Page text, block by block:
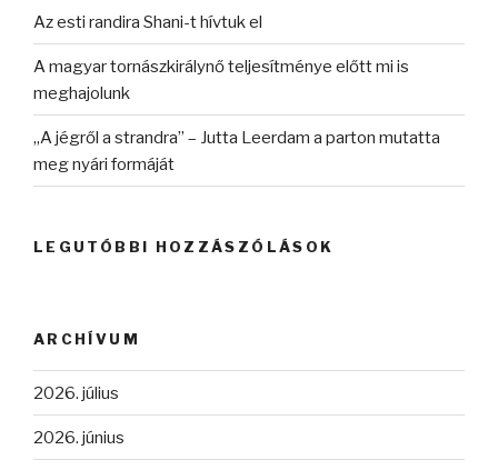
Az esti randira Shani-t hívtuk el
A magyar tornászkirálynő teljesítménye előtt mi is
meghajolunk
„A jégről a strandra” – Jutta Leerdam a parton mutatta
meg nyári formáját
LEGUTÓBBI HOZZÁSZÓLÁSOK
ARCHÍVUM
2026. július
2026. június